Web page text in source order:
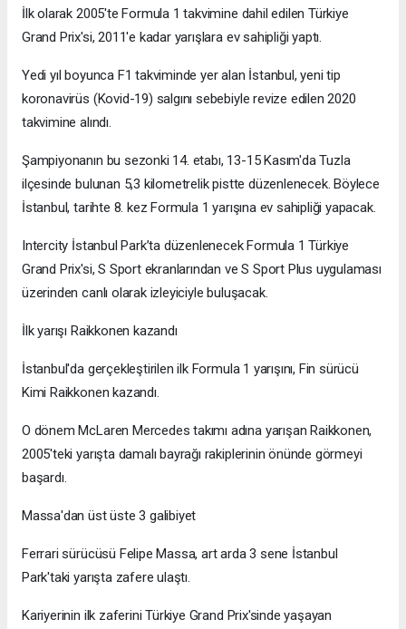
İlk olarak 2005'te Formula 1 takvimine dahil edilen Türkiye
Grand Prix'si, 2011'e kadar yarışlara ev sahipliği yaptı.
Yedi yıl boyunca F1 takviminde yer alan İstanbul, yeni tip
koronavirüs (Kovid-19) salgını sebebiyle revize edilen 2020
takvimine alındı.
Şampiyonanın bu sezonki 14. etabı, 13-15 Kasım'da Tuzla
ilçesinde bulunan 5,3 kilometrelik pistte düzenlenecek. Böylece
İstanbul, tarihte 8. kez Formula 1 yarışına ev sahipliği yapacak.
Intercity İstanbul Park’ta düzenlenecek Formula 1 Türkiye
Grand Prix'si, S Sport ekranlarından ve S Sport Plus uygulaması
üzerinden canlı olarak izleyiciyle buluşacak.
İlk yarışı Raikkonen kazandı
İstanbul'da gerçekleştirilen ilk Formula 1 yarışını, Fin sürücü
Kimi Raikkonen kazandı.
O dönem McLaren Mercedes takımı adına yarışan Raikkonen,
2005'teki yarışta damalı bayrağı rakiplerinin önünde görmeyi
başardı.
Massa'dan üst üste 3 galibiyet
Ferrari sürücüsü Felipe Massa, art arda 3 sene İstanbul
Park'taki yarışta zafere ulaştı.
Kariyerinin ilk zaferini Türkiye Grand Prix'sinde yaşayan